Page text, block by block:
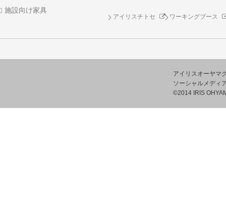
施設向け家具
アイリスチトセ ワーキングブース
アイリスオーヤマ
ソーシャルメディ
©2014 IRIS